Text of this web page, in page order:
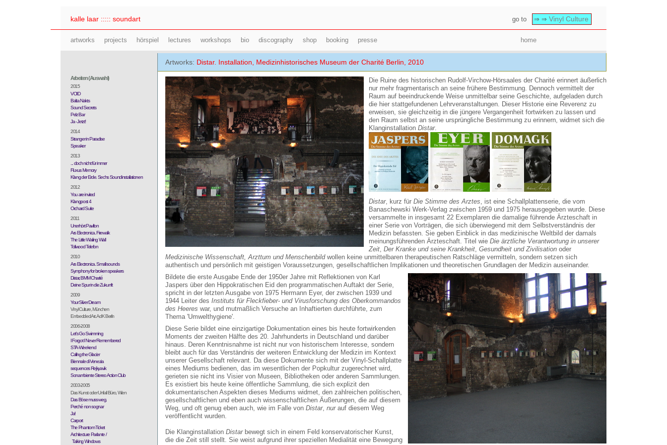
kalle laar ::::: soundart go to ⇒ ⇒ Vinyl Culture
artworks projects hörspiel lectures workshops bio discography shop booking presse home
Arbeiten (Auswahl)
2015
VOID
Balta Nakts
Sound Secrets
Pelz Bar
Ja - Jetzt!
2014
Stranger in Paradise
Speaker
2013
... doch nicht für immer
Fluxus Memory
Klang der Erde. Sechs Soundinstallationen
2012
You are invited
Klangpost 4
Orchard Suite
2011
Unerhört Pavillon
Ars Electronica. Firewalk
The Little Wailing Wall
Tollwood Telefon
2010
Ars Electronica. Small sounds
Symphony for broken speakers
Distar, BMM Charité
Deine Spur in die Zukunft
2009
Your Silver Dream
Vinyl Culture, München
Embedded Art. AdK Berlin
2006-2008
Let's Go Swimming
I Forgot I Never Remembered
STA-Weekend
Calling the Glacier
Biennale di Venezia
sequences Rejkyavik
Sonambiente Stereo Action Club
2003-2005
Das Kunst oder Unfall Büro, Wien
Das Böse muss weg.
Perché non sognar
Ja!
Carport
The Phantom Ticket
Architecture Parlante /
Talking Windows
Artworks: Distar. Installation, Medizinhistorisches Museum der Charité Berlin, 2010
Die Ruine des historischen Rudolf-Virchow-Hörsaales der Charité erinnert äußerlich
nur mehr fragmentarisch an seine frühere Bestimmung. Dennoch vermittelt der
Raum auf beeindruckende Weise unmittelbar seine Geschichte, aufgeladen durch
die hier stattgefundenen Lehrveranstaltungen. Dieser Historie eine Reverenz zu
erweisen, sie gleichzeitig in die jüngere Vergangenheit fortwirken zu lassen und
den Raum selbst an seine ursprüngliche Bestimmung zu erinnern, widmet sich die
Klanginstallation Distar.
Distar, kurz für Die Stimme des Arztes, ist eine Schallplattenserie, die vom
Banaschewski Werk-Verlag zwischen 1959 und 1975 herausgegeben wurde. Diese
versammelte in insgesamt 22 Exemplaren die damalige führende Ärzteschaft in
einer Serie von Vorträgen, die sich überwiegend mit dem Selbstverständnis der
Medizin befassten. Sie geben Einblick in das medizinische Weltbild der damals
meinungsführenden Ärzteschaft. Titel wie Die ärztliche Verantwortung in unserer
Zeit, Der Kranke und seine Krankheit, Gesundheit und Zivilisation oder
Medizinische Wissenschaft, Arzttum und Menschenbild wollen keine unmittelbaren therapeutischen Ratschläge vermitteln, sondern setzen sich
authentisch und persönlich mit geistigen Voraussetzungen, gesellschaftlichen Implikationen und theoretischen Grundlagen der Medizin auseinander.
Bildete die erste Ausgabe Ende der 1950er Jahre mit Reflektionen von Karl
Jaspers über den Hippokratischen Eid den programmatischen Auftakt der Serie,
spricht in der letzten Ausgabe von 1975 Hermann Eyer, der zwischen 1939 und
1944 Leiter des Instituts für Fleckfieber- und Virusforschung des Oberkommandos
des Heeres war, und mutmaßlich Versuche an Inhaftierten durchführte, zum
Thema 'Umwelthygiene'.
Diese Serie bildet eine einzigartige Dokumentation eines bis heute fortwirkenden
Moments der zweiten Hälfte des 20. Jahrhunderts in Deutschland und darüber
hinaus. Deren Kenntnisnahme ist nicht nur von historischem Interesse, sondern
bleibt auch für das Verständnis der weiteren Entwicklung der Medizin im Kontext
unserer Gesellschaft relevant. Da diese Dokumente sich mit der Vinyl-Schallplatte
eines Mediums bedienen, das im wesentlichen der Popkultur zugerechnet wird,
gerieten sie nicht ins Visier von Museen, Bibliotheken oder anderen Sammlungen.
Es existiert bis heute keine öffentliche Sammlung, die sich explizit den
dokumentarischen Aspekten dieses Mediums widmet, den zahlreichen politischen,
gesellschaftlichen und eben auch wissenschaftlichen Äußerungen, die auf diesem
Weg, und oft genug eben auch, wie im Falle von Distar, nur auf diesem Weg
veröffentlicht wurden.
Die Klanginstallation Distar bewegt sich in einem Feld konservatorischer Kunst,
die die Zeit still stellt. Sie weist aufgrund ihrer speziellen Medialität eine Bewegung